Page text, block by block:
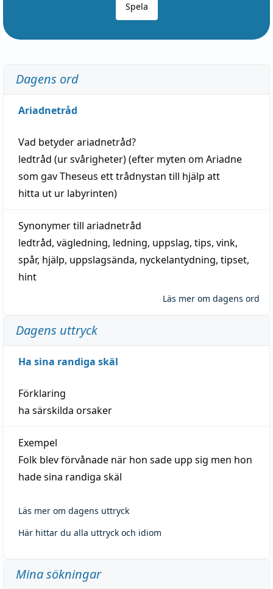
Spela
Dagens ord
Ariadnetråd
Vad betyderariadnetråd?
ledtråd (ur svårigheter) (efter myten om Ariadne
som gav Theseus ett trådnystan till hjälp att
hitta ut ur labyrinten)
Synonymer till ariadnetråd
ledtråd, vägledning, ledning, uppslag, tips, vink,
spår, hjälp, uppslagsända, nyckelantydning, tipset,
hint
Läs mer om dagens ord
Dagens uttryck
Ha sina randiga skäl
Förklaring
ha särskilda orsaker
Exempel
Folk blev förvånade när hon sade upp sig men hon
hade sina randiga skäl
Läs mer om dagens uttryck
Här hittar du alla uttryck och idiom
Mina sökningar